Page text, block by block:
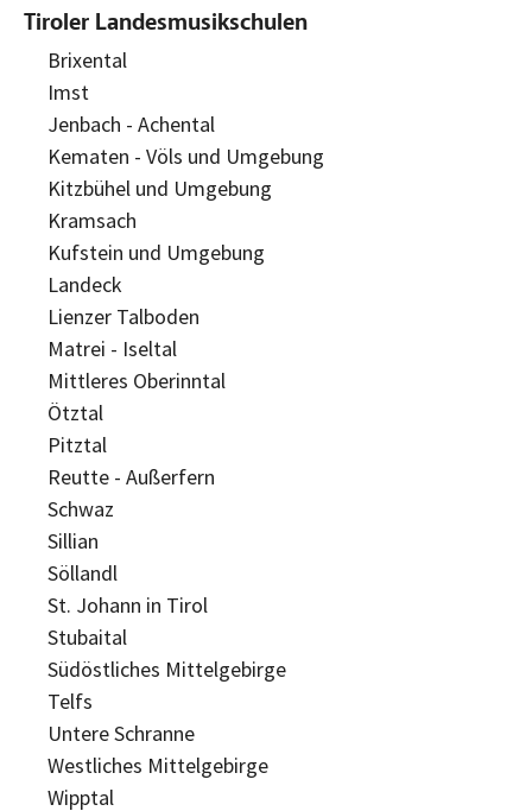
Tiroler Landesmusikschulen
Brixental
Imst
Jenbach - Achental
Kematen - Völs und Umgebung
Kitzbühel und Umgebung
Kramsach
Kufstein und Umgebung
Landeck
Lienzer Talboden
Matrei - Iseltal
Mittleres Oberinntal
Ötztal
Pitztal
Reutte - Außerfern
Schwaz
Sillian
Söllandl
St. Johann in Tirol
Stubaital
Südöstliches Mittelgebirge
Telfs
Untere Schranne
Westliches Mittelgebirge
Wipptal